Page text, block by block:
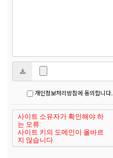
개인정보처리방침에 동의합니다.